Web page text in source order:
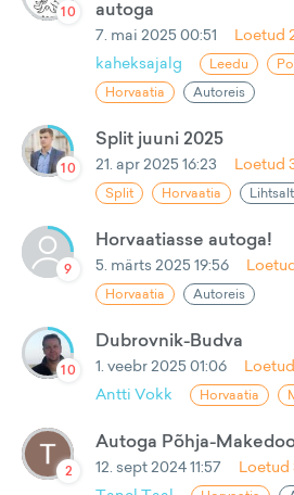
10
autoga
7. mai 2025 00:51 Loetud
kaheksajalg
Leedu
Horvaatia
Autoreis
10
Split juuni 2025
21. apr 2025 16:23 Loetud
Split Horvaatia
9
Horvaatiasse autoga!
5. märts 2025 19:56
Horvaatia Autoreis
10
Dubrovnik-Budva
1. veebr 2025 01:06 Loetud
Antti Vokk
Horvaatia
2
Autoga Põhja-
12. sept 2024 11:57 Loetud